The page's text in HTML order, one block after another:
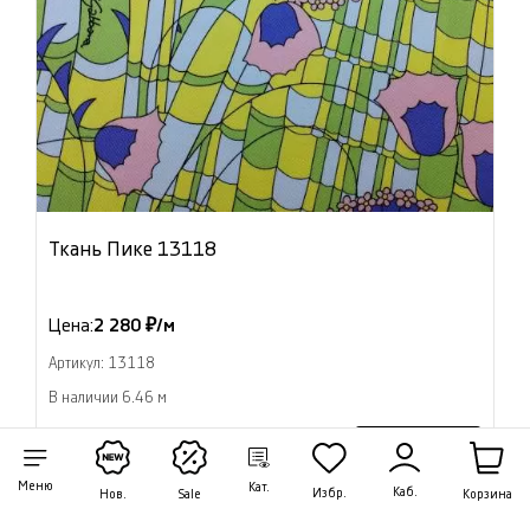
Меню
Нов. Sale
Кат. Избр. Каб. Корзина
Ткань Пике 13118
Цена:2 280 ₽/м
Артикул: 13118
В наличии 6.46 м
В корзину